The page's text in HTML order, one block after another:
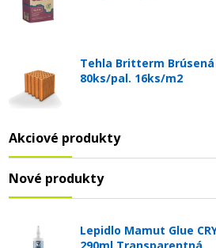
Tehla Britterm Brúsená
80ks/pal. 16ks/m2
Akciové produkty
Nové produkty
Lepidlo Mamut Glue